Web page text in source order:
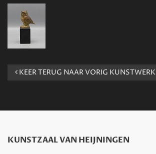
KEER TERUG NAAR VORIG KUNSTWERK
KUNSTZAAL VAN HEIJNINGEN